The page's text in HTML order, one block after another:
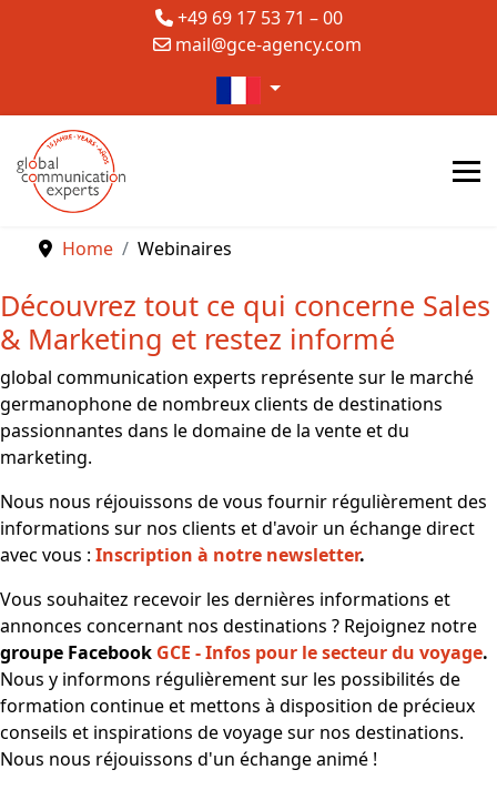
+49 69 17 53 71 – 00
mail@gce-agency.com
Sélectionnez votre langue
Home Webinaires
Découvrez tout ce qui concerne Sales
& Marketing et restez informé
global communication experts représente sur le marché
germanophone de nombreux clients de destinations
passionnantes dans le domaine de la vente et du
marketing.
Nous nous réjouissons de vous fournir régulièrement des
informations sur nos clients et d'avoir un échange direct
avec vous : Inscription à notre newsletter.
Vous souhaitez recevoir les dernières informations et
annonces concernant nos destinations ? Rejoignez notre
groupe Facebook GCE - Infos pour le secteur du voyage.
Nous y informons régulièrement sur les possibilités de
formation continue et mettons à disposition de précieux
conseils et inspirations de voyage sur nos destinations.
Nous nous réjouissons d'un échange animé !